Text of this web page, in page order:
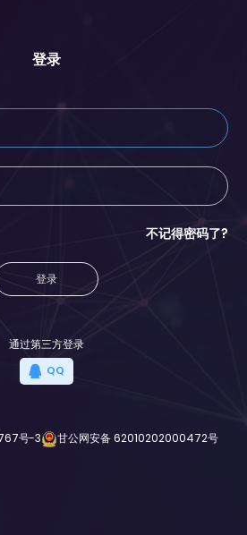
登录
不记得密码了?
登录
通过第三方登录
QQ
号-3 甘公网安备 62010202000472号